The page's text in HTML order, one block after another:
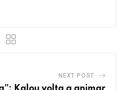
NEXT POST